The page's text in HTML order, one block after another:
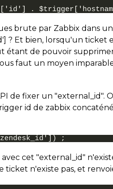
brute par Zabbix dans
? Et bien, lorsqu'un ticket
étant de pouvoir
faut un moyen
de fixer un
id de zabbix
cet "external_id"
ticket n'existe pas, et